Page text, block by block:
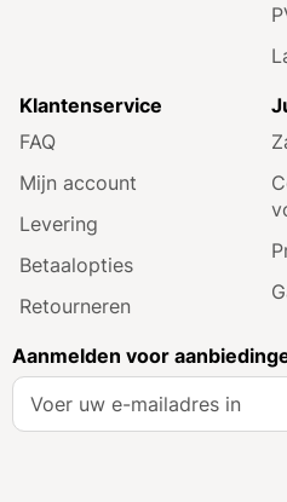
Klantenservice
FAQ
Mijn account
Levering
Betaalopties
Retourneren
Aanmelden voor
A